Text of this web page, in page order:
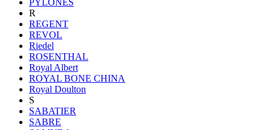
R
REGENT
REVOL
Riedel
ROSENTHAL
Royal Albert
ROYAL BONE CHINA
Royal Doulton
S
SABATIER
SABRE